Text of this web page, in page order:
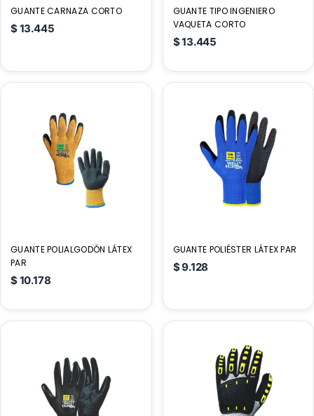
GUANTE CARNAZA CORTO
$13.445
GUANTE TIPO INGENIERO
VAQUETA CORTO
$13.445
GUANTE POLIALGODÓN LÁTEX
PAR
$10.178
GUANTE POLIÉSTER LÁTEX PAR
$9.128